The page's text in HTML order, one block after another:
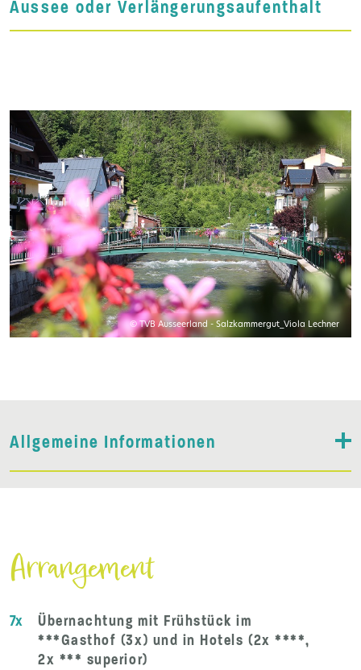
Aussee oder Verlängerungsaufenthalt
© TVB Ausseerland - Salzkammergut_Viola Lechner
Allgemeine Informationen
Arrangement
7x
Übernachtung mit Frühstück im
***Gasthof (3x) und in Hotels (2x ****,
2x *** superior)